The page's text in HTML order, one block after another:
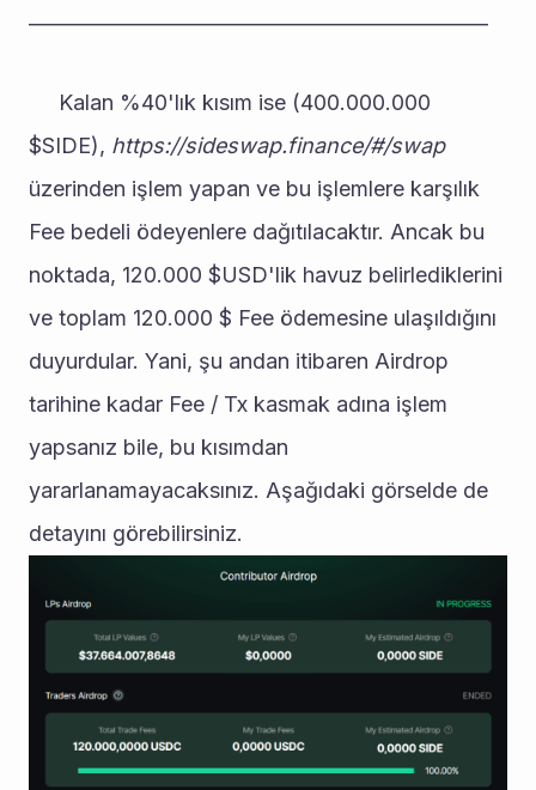
________________________________________________
$SIDE),
https://sideswap.finance/#/swap
üzerinden işlem yapan ve bu işlemlere karşılık
Fee bedeli ödeyenlere dağıtılacaktır. Ancak bu
noktada, 120.000 $USD'lik havuz belirlediklerini
ve toplam 120.000 $ Fee ödemesine ulaşıldığını
duyurdular. Yani, şu andan itibaren Airdrop
tarihine kadar Fee / Tx kasmak adına işlem
yapsanız bile, bu kısımdan
yararlanamayacaksınız. Aşağıdaki görselde de
detayını görebilirsiniz.